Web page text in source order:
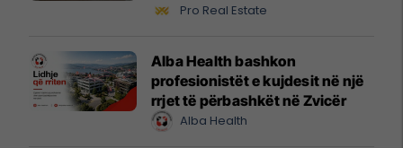
Pro Real Estate
Alba Health bashkon
profesionistët e kujdesit në një
rrjet të përbashkët në Zvicër
Alba Health